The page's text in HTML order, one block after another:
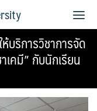
บริการวิชาการจัด
คมี” กับนักเรียน